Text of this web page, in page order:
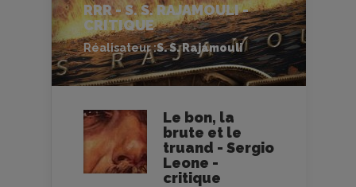
RRR - S. S. RAJAMOULI -
CRITIQUE
Réalisateur :S. S. Rajamouli
Le bon, la
brute et le
truand - Sergio
Leone -
critique